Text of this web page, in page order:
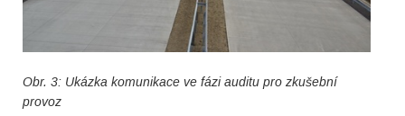
Obr. 3: Ukázka komunikace ve fázi auditu pro zkušební
provoz